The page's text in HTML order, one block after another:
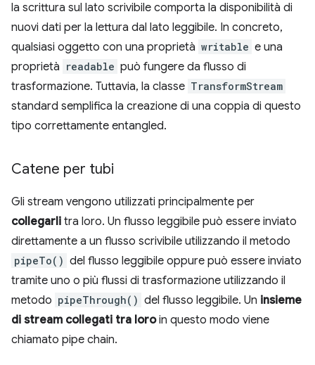
la scrittura sul lato scrivibile comporta la disponibilità di
nuovi dati per la lettura dal lato leggibile. In concreto,
qualsiasi oggetto con una proprietà writable e una
proprietà readable può fungere da flusso di
trasformazione. Tuttavia, la classe TransformStream
standard semplifica la creazione di una coppia di questo
tipo correttamente entangled.
Catene per tubi
Gli stream vengono utilizzati principalmente per
collegarli tra loro. Un flusso leggibile può essere inviato
direttamente a un flusso scrivibile utilizzando il metodo
pipeTo() del flusso leggibile oppure può essere inviato
tramite uno o più flussi di trasformazione utilizzando il
metodo pipeThrough() del flusso leggibile. Un insieme
di stream collegati tra loroin questo modo viene
chiamato pipe chain.